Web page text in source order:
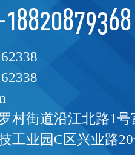
村街道沿江北路1号
工业园C区兴业路